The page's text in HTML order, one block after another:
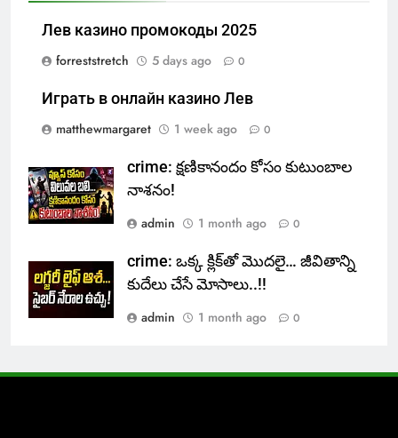
Лев казино промокоды 2025
forreststretch
5 days ago 0
Играть в онлайн казино Лев
matthewmargaret
1 week ago 0
crime: క్షణికానందం కోసం కుటుంబాల
నాశనం!
admin
1 month ago 0
crime: ఒక్క క్లిక్‌తో మొదలై… జీవితాన్ని
కుదేలు చేసే మోసాలు..!!
admin
1 month ago 0